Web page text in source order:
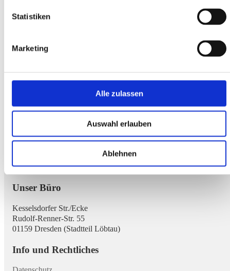
Statistiken
Marketing
Alle zulassen
Auswahl erlauben
Ablehnen
Vergleiche zahlen sich aus.
Wer wir sind
Saxonitas® Bestattungsdienst Dresden
Bestattungen aller Art zum Tiefpreis.
Der günstige Bestatter in Sachsen.
Unser Büro
Kesselsdorfer Str./Ecke
Rudolf-Renner-Str. 55
01159 Dresden (Stadtteil Löbtau)
Info und Rechtliches